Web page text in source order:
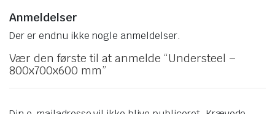
Anmeldelser
Der er endnu ikke nogle anmeldelser.
Vær den første til at anmelde “Understeel –
800x700x600 mm”